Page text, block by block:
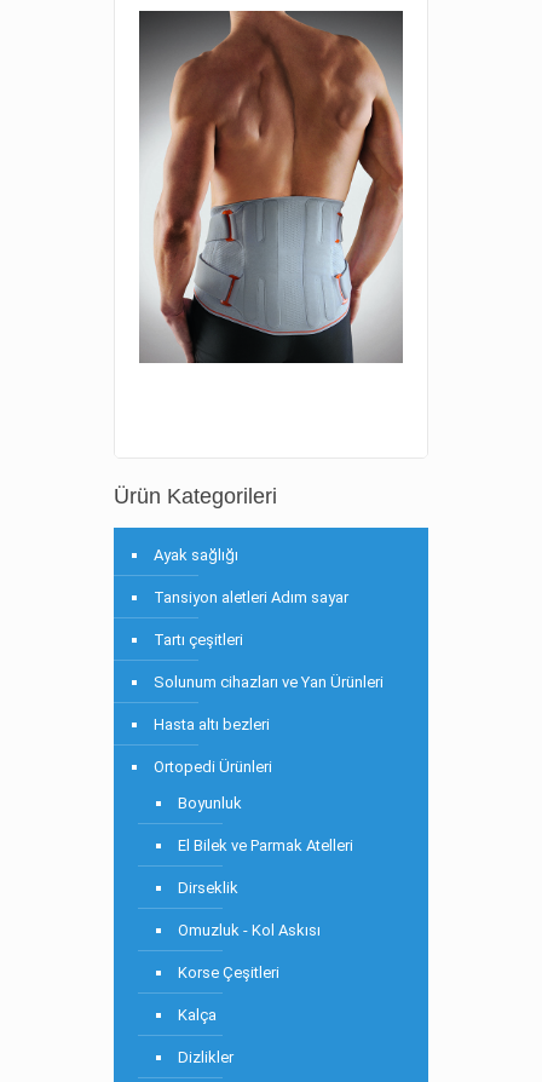
Ürün Kategorileri
Ayak sağlığı
Tansiyon aletleri Adım sayar
Tartı çeşitleri
Solunum cihazları ve Yan Ürünleri
Hasta altı bezleri
Ortopedi Ürünleri
Boyunluk
El Bilek ve Parmak Atelleri
Dirseklik
Omuzluk - Kol Askısı
Korse Çeşitleri
Kalça
Dizlikler